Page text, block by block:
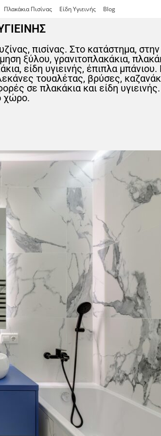
Πλακάκια Πισίνας Είδη Υγιεινής Blog
πισίνας. Στο κατάστημα,
ξύλου, γρανιτοπλακάκια,
είδη υγιεινής, έπιπλα μπάνιου.
τουαλέτας, βρύσες,
σε πλακάκια και είδη
χώρο.